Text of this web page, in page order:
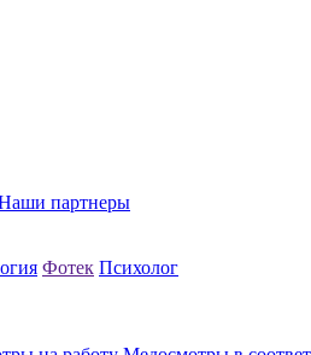
партнеры
Фотек Психолог